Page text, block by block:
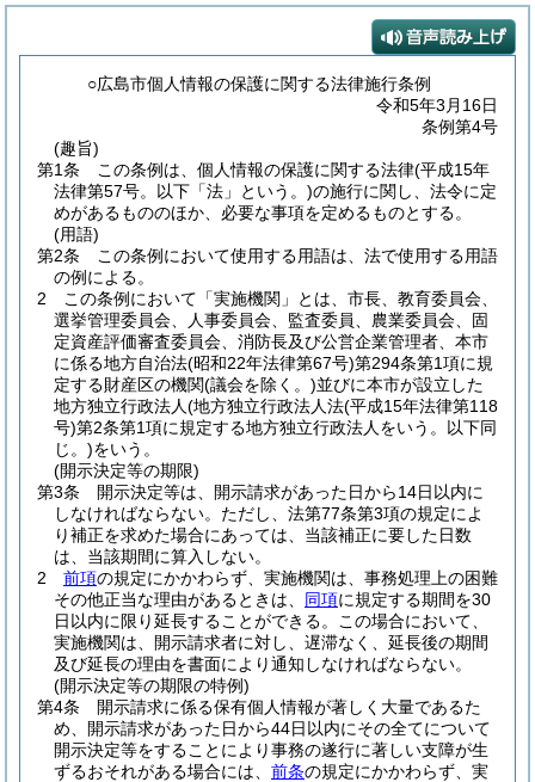
○広島市個人情報の保護に関する法律施行条例
令和5年3月16日
条例第4号
(趣旨)
第1条
この条例は、個人情報の保護に関する法律(平成15年
法律第57号。以下「法」という。)の施行に関し、法令に定
めがあるもののほか、必要な事項を定めるものとする。
(用語)
第2条
この条例において使用する用語は、法で使用する用語
の例による。
2
この条例において「実施機関」とは、市長、教育委員会、
選挙管理委員会、人事委員会、監査委員、農業委員会、固
定資産評価審査委員会、消防長及び公営企業管理者、本市
に係る地方自治法(昭和22年法律第67号)第294条第1項に規
定する財産区の機関(議会を除く。)並びに本市が設立した
地方独立行政法人(地方独立行政法人法(平成15年法律第118
号)第2条第1項に規定する地方独立行政法人をいう。以下同
じ。)をいう。
(開示決定等の期限)
第3条
開示決定等は、開示請求があった日から14日以内に
しなければならない。 ただし、法第77条第3項の規定によ
り補正を求めた場合にあっては、当該補正に要した日数
は、当該期間に算入しない。
2
前項の規定にかかわらず、実施機関は、事務処理上の困難
その他正当な理由があるときは、 同項に規定する期間を30
日以内に限り延長することができる。
この場合において、
実施機関は、開示請求者に対し、遅滞なく、延長後の期間
及び延長の理由を書面により通知しなければならない。
(開示決定等の期限の特例)
第4条
開示請求に係る保有個人情報が著しく大量であるた
め、開示請求があった日から44日以内にその全てについて
開示決定等をすることにより事務の遂行に著しい支障が生
ずるおそれがある場合には、 前条の規定にかかわらず、実